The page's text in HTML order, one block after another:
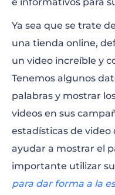
Ya sea que se trate
una tienda online,
un video increíble y
Tenemos algunos
palabras y mostrar
videos en sus
estadísticas de
ayudar a mostrar el
importante utilizar
para dar forma a la